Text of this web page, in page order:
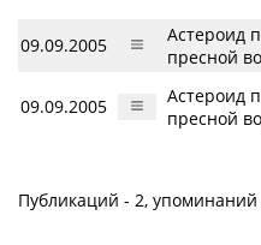
09.09.2005
Астероид
пресной
09.09.2005
Астероид
пресной
Публикаций - 2, упоминаний